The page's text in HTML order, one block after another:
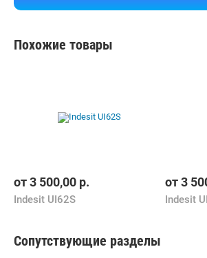
Похожие товары
от3 500,00 р.
Indesit UI62S
от3
Indesit
Сопутствующие разделы